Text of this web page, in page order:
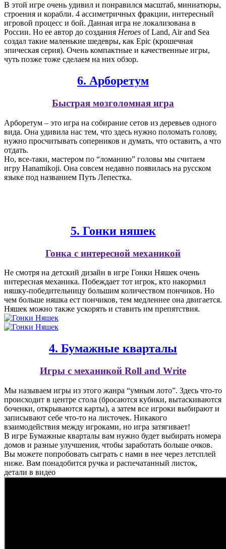
В этой игре очень удивил и понравился масштаб, миниатюры,
строения и корабли. 4 ассиметричных фракции, интересный
игровой процесс и бой. Данная игра не локализована в
России. Но ее автор до создания Heroes of Land, Air and Sea
создал такие маленькие шедевры, как Epic (крошечная
эпическая серия). Очень компактные и качественные игры,
чуть позже тоже сделаем на них обзор.
6. Арборетум
Быстрая мозголомная игра
Арборетум – это игра на собирание сетов из деревьев одного
вида. Она удивила нас тем, что здесь нужно поломать голову,
нужно просчитывать соперников и думать, что оставить, а что
отдать.
Но, все-таки, мастером по “ломанию” головы мы считаем
игру Hanamikoji. Она совсем недавно появилась на русском
языке под названием Путь Лепестка.
5. Гонки няшек
Гонка с интересной механикой
Не смотря на детский дизайн в игре Гонки Няшек очень
интересная механика. Побеждает тот игрок, кто накормил
няшку-победительницу большим количеством пончиков. Но
чем больше няшка ест пончиков, тем медленнее она двигается.
Няшек можно также ускорять и ставить им препятствия.
4. Бумажные кварталы
Игры с механикой Roll and Write
Мы называем игры из этого жанра “умным лото”. Здесь что-то
происходит в центре стола (бросаются кубики, вытаскиваются
боченки, открываются карты), а затем все игроки выбирают и
записывают себе что-то на листочек. Никакого
взаимодействия между игроками, но игра затягивает!
В игре Бумажные кварталы вам нужно будет выбирать номера
домов и разные улучшения, чтобы заработать больше очков.
Вы можете попробовать сыграть с нами в нее через летсплей
ниже. Вам понадобится ручка и распечатанный листок,
детали в видео